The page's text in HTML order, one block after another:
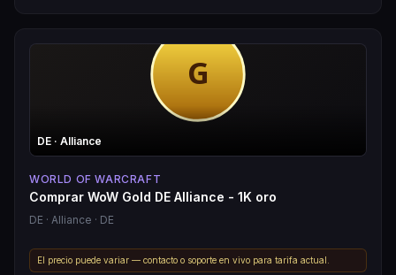
DE · Alliance
WORLD OF WARCRAFT
Comprar WoW Gold DE Alliance - 1K oro
DE · Alliance · DE
El precio puede variar — contacto o soporte en vivo para tarifa actual.